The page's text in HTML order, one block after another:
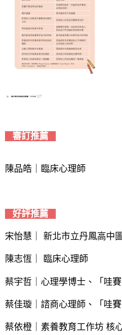
審訂推薦
陳品皓｜臨床心理師
好評推薦
宋怡慧｜ 新北市立丹鳳高中
陳志恆｜ 臨床心理師
蔡宇哲｜心理學博士、「哇
蔡佳璇｜諮商心理師、「哇
蔡依橙｜素養教育工作坊 核